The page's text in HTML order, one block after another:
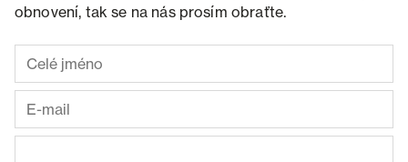
obnovení, tak se na nás prosím obraťte.